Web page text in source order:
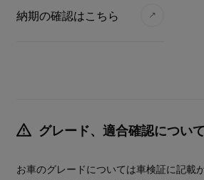
納期の確認はこちら
グレード、適合確認について
お車のグレードについては車検証に記載